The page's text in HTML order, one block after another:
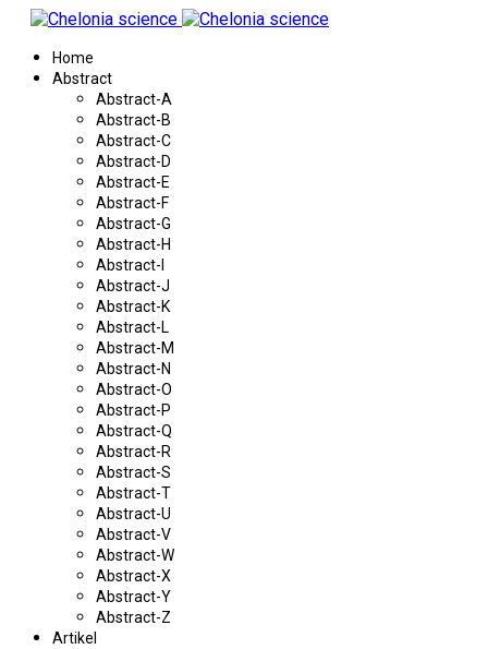
Home
Abstract
Abstract-A
Abstract-B
Abstract-C
Abstract-D
Abstract-E
Abstract-F
Abstract-G
Abstract-H
Abstract-I
Abstract-J
Abstract-K
Abstract-L
Abstract-M
Abstract-N
Abstract-O
Abstract-P
Abstract-Q
Abstract-R
Abstract-S
Abstract-T
Abstract-U
Abstract-V
Abstract-W
Abstract-X
Abstract-Y
Abstract-Z
Artikel